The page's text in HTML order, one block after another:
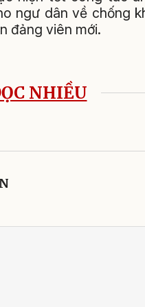
ngư dân về chống
đảng viên mới.
NHIỀU